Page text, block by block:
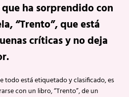
ha sorprendido con
“Trento”, que está
críticas y no deja
todo está etiquetado y clasificado, es
con un libro, “Trento”, de un